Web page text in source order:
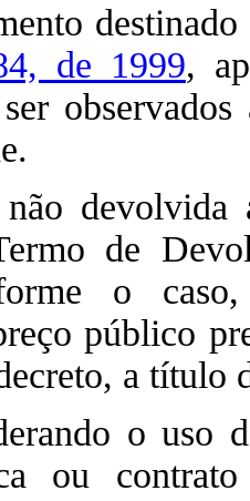
de 1999,
devolvida
de
o
público
a título
o uso
ou